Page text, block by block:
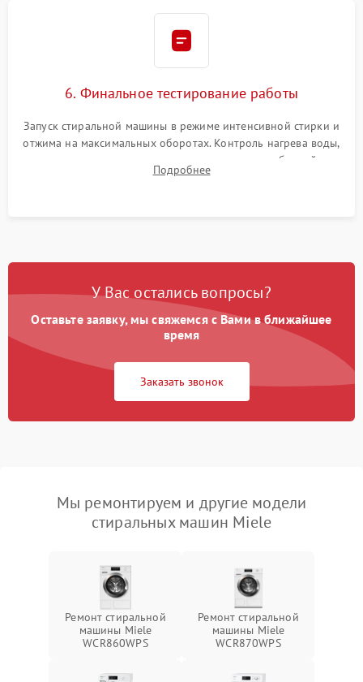
6. Финальное тестирование работы
Запуск стиральной машины в режиме интенсивной стирки и
отжима на максимальных оборотах. Контроль нагрева воды,
корректности слива, отсутствия излишних вибраций,
посторонних стуков и протечек под корпусом.
Подробнее
У Вас остались вопросы?
Оставьте заявку, мы свяжемся с Вами в ближайшее
время
Заказать звонок
Мы ремонтируем и другие модели
стиральных машин Miele
Ремонт стиральной
машины Miele
WCR860WPS
Ремонт стиральной
машины Miele
WCR870WPS